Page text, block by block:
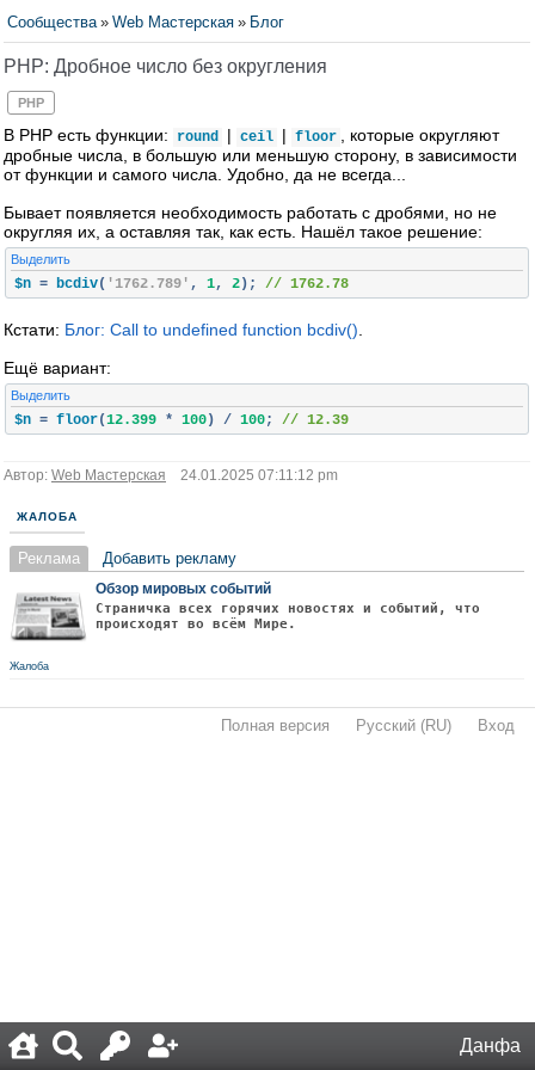
Данфа
Сообщества » Web Мастерская » Блог
PHP: Дробное число без округления
PHP
В PHP есть функции: round | ceil | floor
, которые округляют
дробные числа, в большую или меньшую сторону, в зависимости
от функции и самого числа. Удобно, да не всегда...
Бывает появляется необходимость работать с дробями, но не
округляя их, а оставляя так, как есть. Нашёл такое решение:
Выделить
$n = bcdiv( '1762.789' , 1, 2); // 1762.78
Кстати: Блог: Call to undefined function bcdiv()
Ещё вариант:
Выделить
$n = floor(12.399 * 100) / 100; // 12.39
Автор: Web Мастерская 24.01.2025 07:11:12 pm
ЖАЛОБА
Реклама Добавить рекламу
Обзор мировых событий
Страничка всех горячих новостях и событий, что
происходят во всём Мире.
Жалоба
Полная версия Русский (RU) Вход